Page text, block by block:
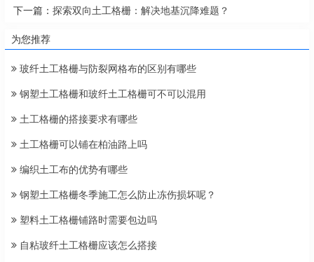
下一篇： 探索双向土工格栅：解决地基沉降难题？
为您推荐
玻纤土工格栅与防裂网格布的区别有哪些
钢塑土工格栅和玻纤土工格栅可不可以混用
土工格栅的搭接要求有哪些
土工格栅可以铺在柏油路上吗
编织土工布的优势有哪些
钢塑土工格栅冬季施工怎么防止冻伤损坏呢？
塑料土工格栅铺路时需要包边吗
自粘玻纤土工格栅应该怎么搭接